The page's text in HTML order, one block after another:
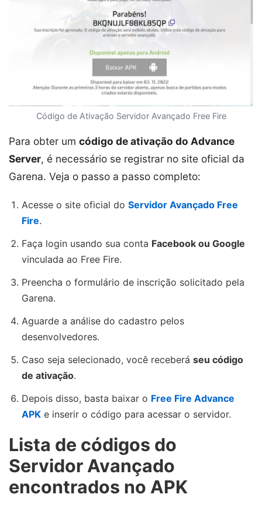
Código de Ativação Servidor Avançado Free Fire
Para obter um código de ativação do Advance
Server, é necessário se registrar no site oficial da
Garena. Veja o passo a passo completo:
Acesse o site oficial do Servidor Avançado Free
Fire.
Faça login usando sua conta Facebook ou Google
vinculada ao Free Fire.
Preencha o formulário de inscrição solicitado pela
Garena.
Aguarde a análise do cadastro pelos
desenvolvedores.
Caso seja selecionado, você receberá seu código
de ativação.
Depois disso, basta baixar o Free Fire Advance
APK e inserir o código para acessar o servidor.
Lista de códigos do
Servidor Avançado
encontrados no APK